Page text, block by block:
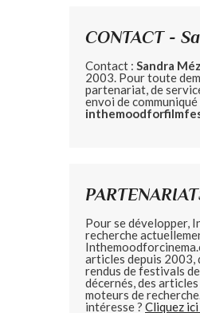
CONTACT -
Contact : Sandra
2003. Pour toute
partenariat, de
envoi de
Pour se développer,
recherche
articles depuis 2003,
rendus de festivals
décernés, des
moteurs de
intéresse ? Cliquez